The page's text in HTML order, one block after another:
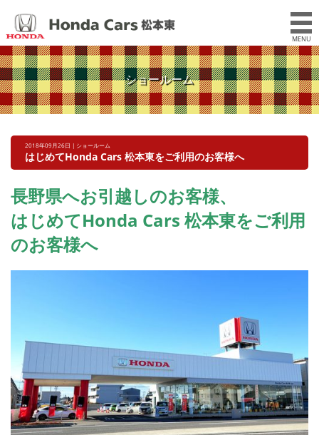
MENU
ショールーム
2018年09月26日 | ショールーム
はじめてHonda Cars 松本東をご利用のお客様へ
長野県へお引越しのお客様、
はじめてHonda Cars 松本東をご利用
のお客様へ